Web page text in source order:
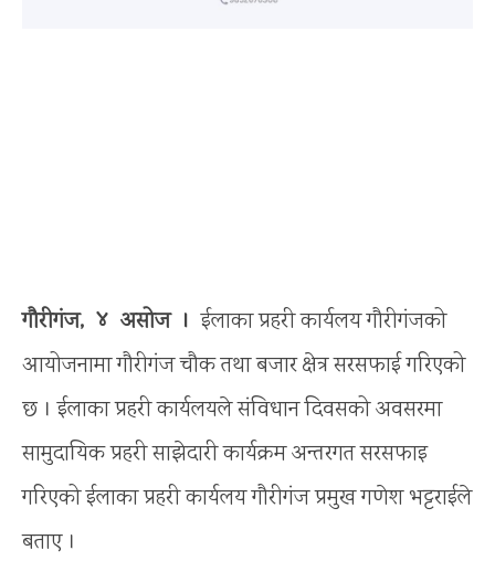
गौरीगंज, ४ असोज । ईलाका प्रहरी कार्यलय गौरीगंजको
आयोजनामा गौरीगंज चौक तथा बजार क्षेत्र सरसफाई गरिएको
छ । ईलाका प्रहरी कार्यलयले संविधान दिवसको अवसरमा
सामुदायिक प्रहरी साझेदारी कार्यक्रम अन्तरगत सरसफाइ
गरिएको ईलाका प्रहरी कार्यलय गौरीगंज प्रमुख गणेश भट्टराईले
बताए ।